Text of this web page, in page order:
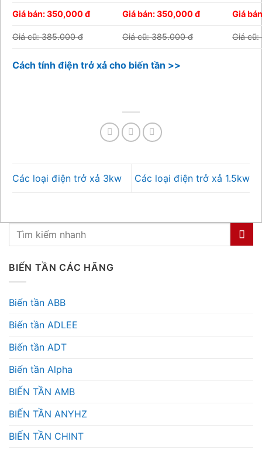
BIẾN TẦN CÁC HÃNG
Biến tần ABB
Biến tần ADLEE
Biến tần ADT
Biến tần Alpha
BIẾN TẦN AMB
BIẾN TẦN ANYHZ
BIẾN TẦN CHINT
Giá bán: 350,000 đ Giá bán: 350,000 đ Giá
Giá cũ: 385.000 đ Giá cũ: 385.000 đ Giá
Cách tính điện trở xả cho biến tần >>
Các loại điện trở xả 3kw Các loại điện trở xả 1.5kw